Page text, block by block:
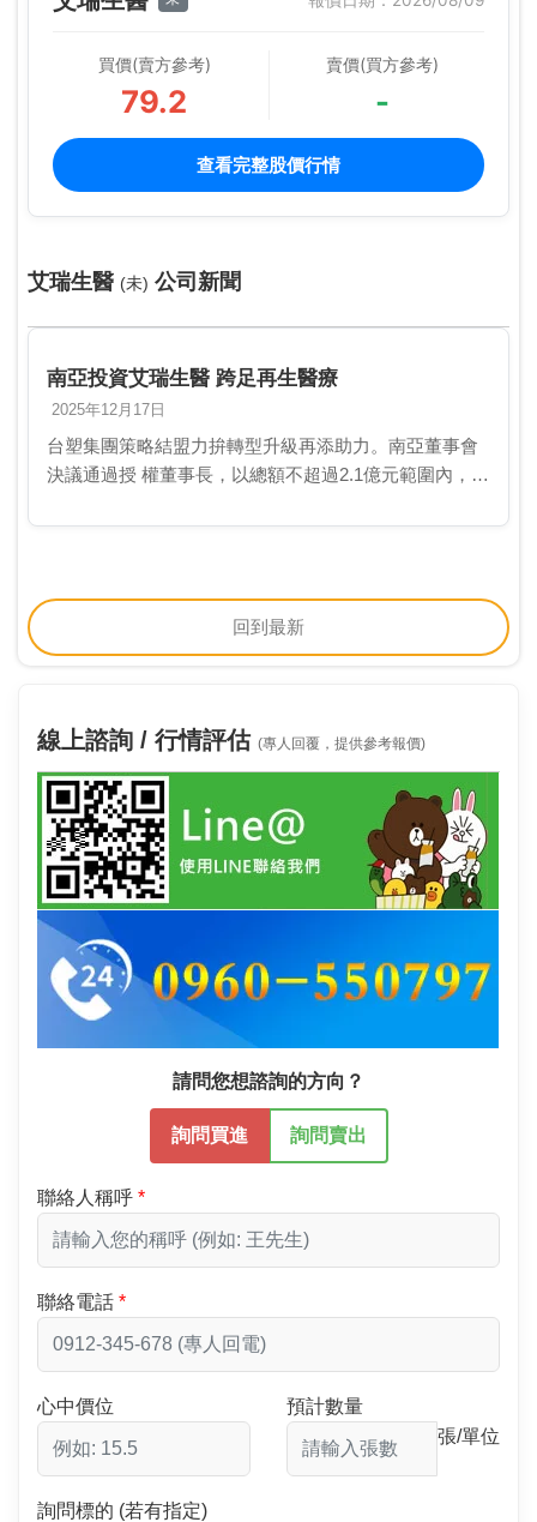
買價(賣方參考)
79.2
賣價(買方參考)
-
查看完整股價行情
艾瑞生醫 (未) 公司新聞
南亞投資艾瑞生醫 跨足再生醫療
2025年12月17日
台塑集團策略結盟力拚轉型升級再添助力。南亞董事會
決議通過授 權董事長，以總額不超過2.1億元範圍內，投
益，亦能擴大產品銷售通路、即時掌 握再生醫療產…
回到最新
線上諮詢 / 行情評估 (專人回覆，提供參考報價)
請問您想諮詢的方向？
詢問買進 詢問賣出
聯絡人稱呼
聯絡電話
心中價位
預計數量
張/單位
詢問標的 (若有指定)